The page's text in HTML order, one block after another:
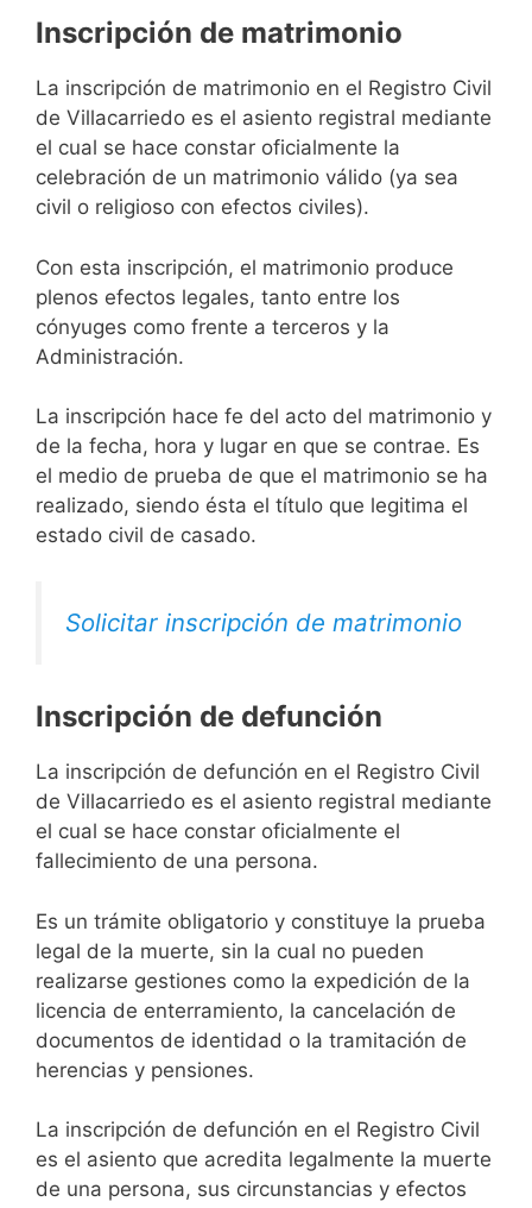
Inscripción de matrimonio
La inscripción de matrimonio en el Registro Civil
de Villacarriedo es el asiento registral mediante
el cual se hace constar oficialmente la
celebración de un matrimonio válido (ya sea
civil o religioso con efectos civiles).
Con esta inscripción, el matrimonio produce
plenos efectos legales, tanto entre los
cónyuges como frente a terceros y la
Administración.
La inscripción hace fe del acto del matrimonio y
de la fecha, hora y lugar en que se contrae. Es
el medio de prueba de que el matrimonio se ha
realizado, siendo ésta el título que legitima el
estado civil de casado.
Solicitar inscripción de matrimonio
Inscripción de defunción
La inscripción de defunción en el Registro Civil
de Villacarriedo es el asiento registral mediante
el cual se hace constar oficialmente el
fallecimiento de una persona.
Es un trámite obligatorio y constituye la prueba
legal de la muerte, sin la cual no pueden
realizarse gestiones como la expedición de la
licencia de enterramiento, la cancelación de
documentos de identidad o la tramitación de
herencias y pensiones.
La inscripción de defunción en el Registro Civil
es el asiento que acredita legalmente la muerte
de una persona, sus circunstancias y efectos